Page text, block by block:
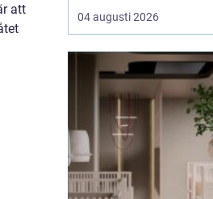
att
elkostnaderna, öka
tryggheten mot
samtidigt bidra till ett
mer hållbart samhälle.
Med många villor, goda
takytor och relativt få
h&ou...
04 augusti 2026